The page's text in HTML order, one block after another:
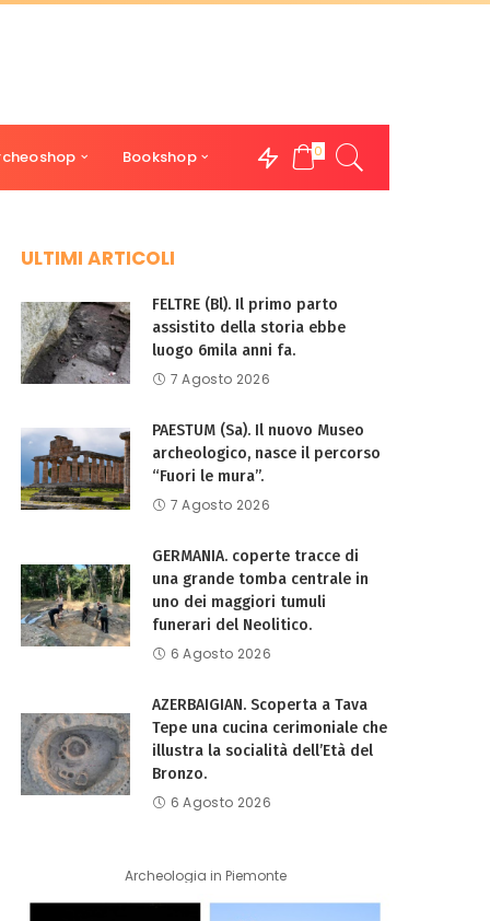
Bookshop 0
ULTIMI ARTICOLI
FELTRE (Bl). Il primo parto
assistito della storia ebbe
luogo 6mila anni fa.
7 Agosto 2026
PAESTUM (Sa). Il nuovo Museo
archeologico, nasce il percorso
“Fuori le mura”.
7 Agosto 2026
GERMANIA. coperte tracce di
una grande tomba centrale in
uno dei maggiori tumuli
funerari del Neolitico.
6 Agosto 2026
AZERBAIGIAN. Scoperta a Tava
Tepe una cucina cerimoniale che
illustra la socialità dell’Età del
Bronzo.
6 Agosto 2026
Archeologia in Piemonte